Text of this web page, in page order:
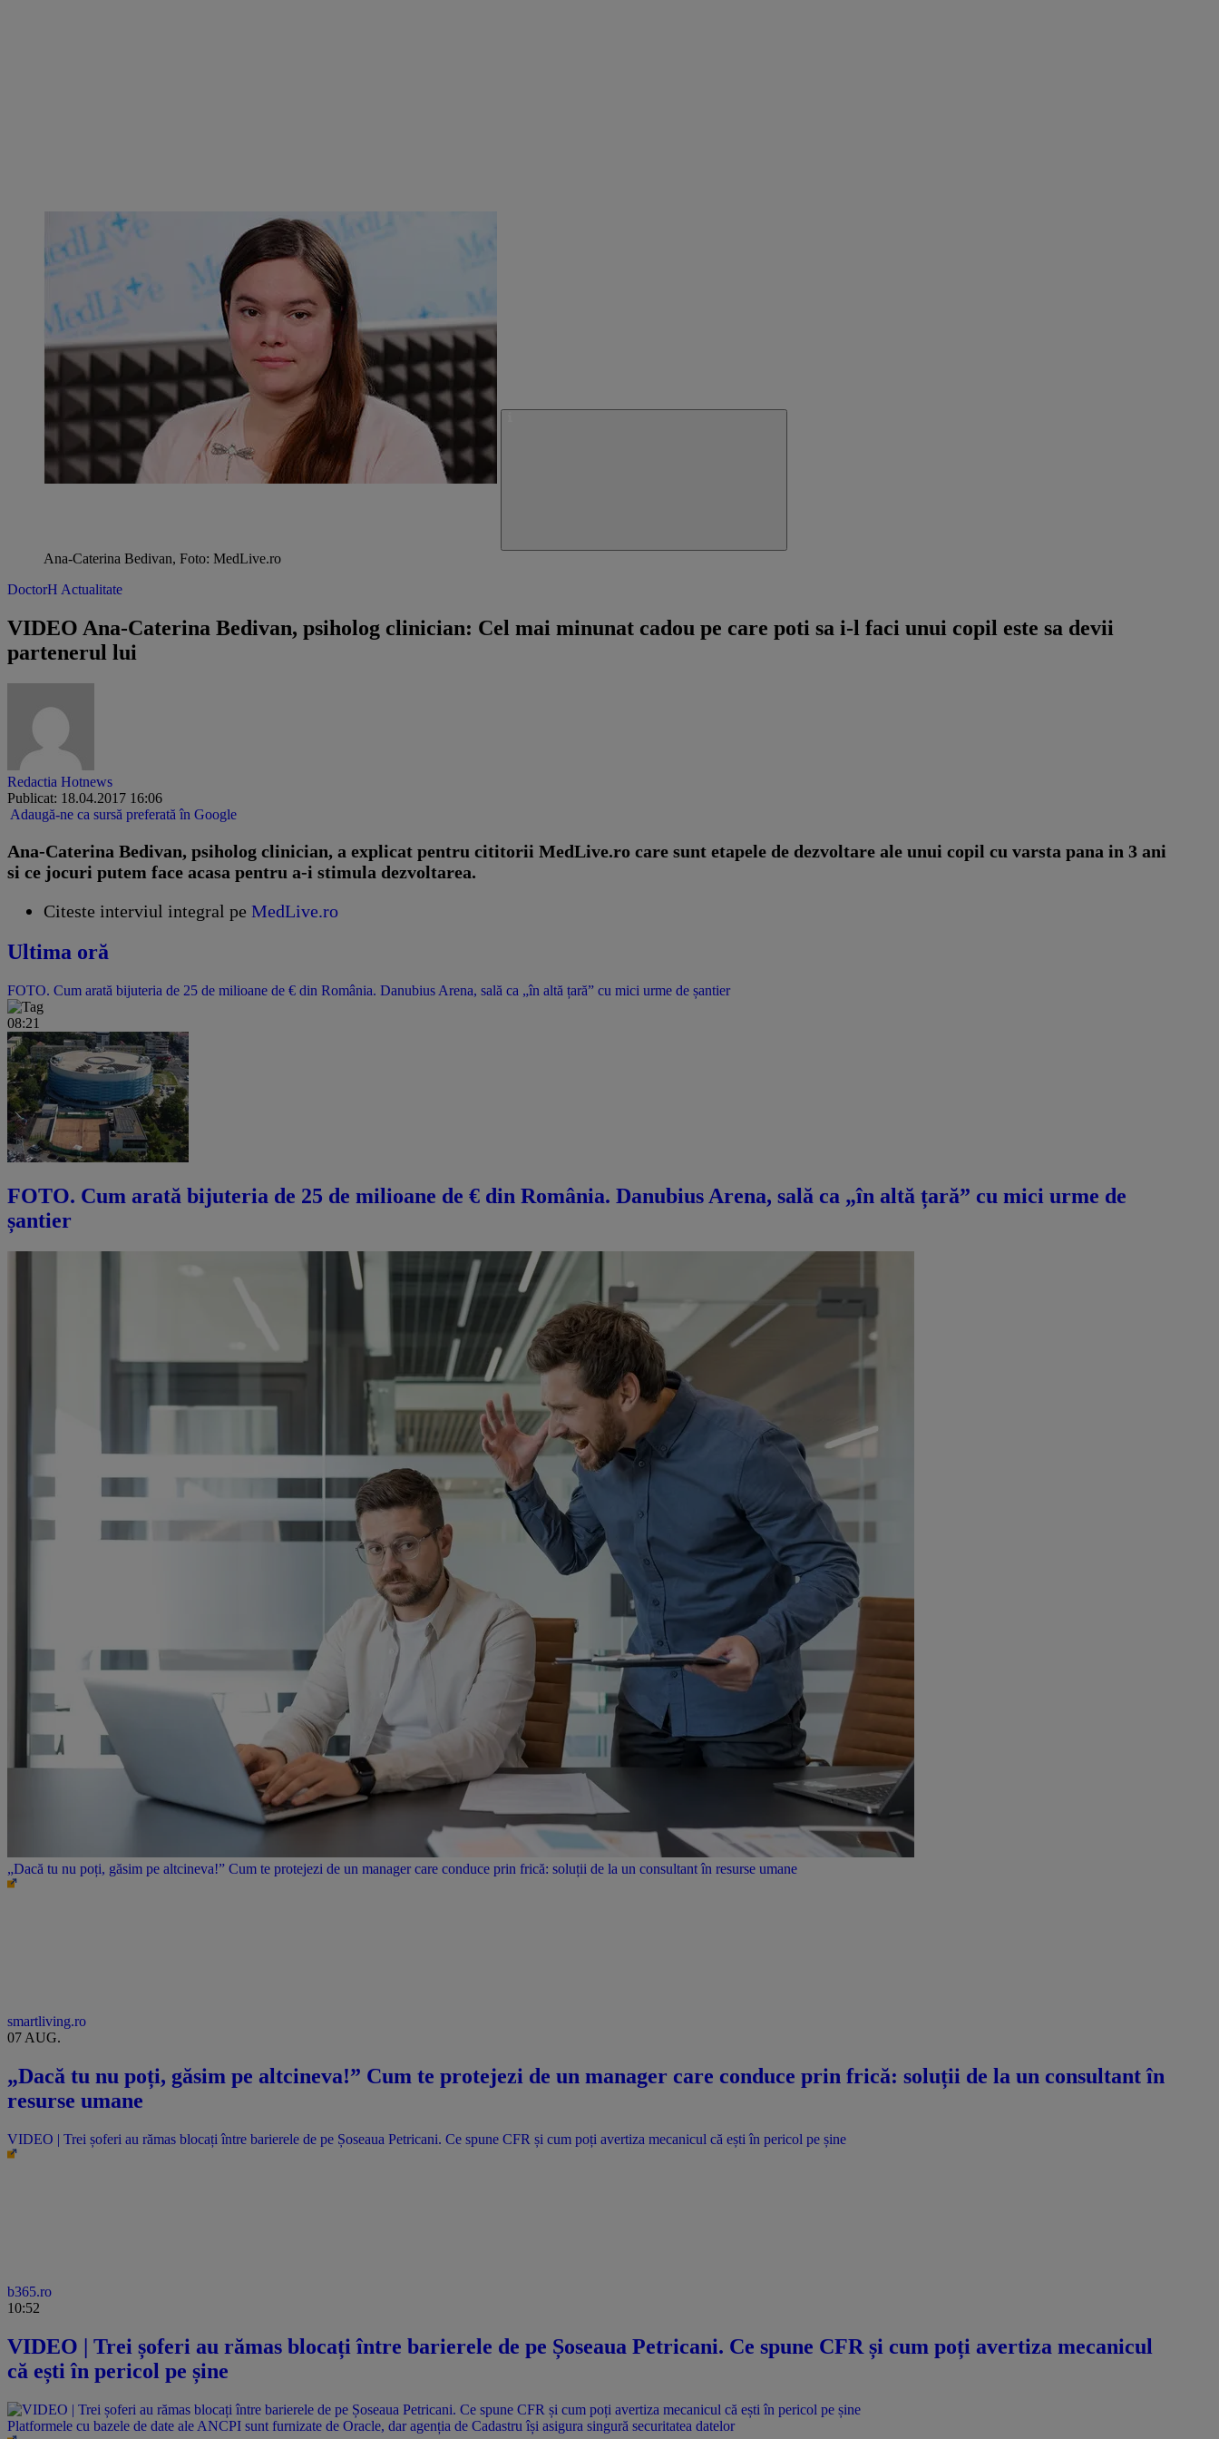
Ana-Caterina Bedivan, Foto: MedLive.ro
DoctorH Actualitate
VIDEO Ana-Caterina Bedivan, psiholog clinician: Cel mai minunat cadou pe care poti sa i-l faci unui copil este sa devii
partenerul lui
Redactia Hotnews
Publicat: 18.04.2017 16:06
Adaugă-ne ca sursă preferată în Google
Ana-Caterina Bedivan, psiholog clinician, a explicat pentru cititorii MedLive.ro care sunt etapele de dezvoltare ale unui copil cu varsta pana in 3 ani
si ce jocuri putem face acasa pentru a-i stimula dezvoltarea.
Citeste interviul integral pe MedLive.ro
Ultima oră
FOTO. Cum arată bijuteria de 25 de milioane de € din România. Danubius Arena, sală ca „în altă țară” cu mici urme de șantier
08:21
FOTO. Cum arată bijuteria de 25 de milioane de € din România. Danubius Arena, sală ca „în altă țară” cu mici urme de
șantier
„Dacă tu nu poți, găsim pe altcineva!” Cum te protejezi de un manager care conduce prin frică: soluții de la un consultant în resurse umane
smartliving.ro
07 AUG.
„Dacă tu nu poți, găsim pe altcineva!” Cum te protejezi de un manager care conduce prin frică: soluții de la un consultant în
resurse umane
VIDEO | Trei șoferi au rămas blocați între barierele de pe Șoseaua Petricani. Ce spune CFR și cum poți avertiza mecanicul că ești în pericol pe șine
b365.ro
10:52
VIDEO | Trei șoferi au rămas blocați între barierele de pe Șoseaua Petricani. Ce spune CFR și cum poți avertiza mecanicul
că ești în pericol pe șine
Platformele cu bazele de date ale ANCPI sunt furnizate de Oracle, dar agenția de Cadastru își asigura singură securitatea datelor